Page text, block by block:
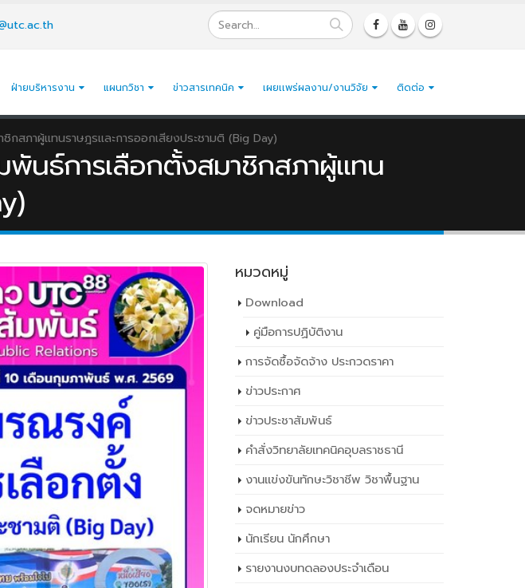
ฝ่ายบริหารงาน แผนกวิชา ข่าวสารเทคนิค เผยเเพร่ผลงาน/งานวิจัย ติดต่อ
สภาผู้แทนราษฎรและการออกเสียงประชามติ (Big Day)
นธ์การเลือกตั้งสมาชิกสภาผู้แทน
หมวดหมู่
Download
คู่มือการปฏิบัติงาน
การจัดซื้อจัดจ้าง ประกวดราคา
ข่าวประกาศ
ข่าวประชาสัมพันธ์
คำสั่งวิทยาลัยเทคนิคอุบลราชธานี
งานแข่งขันทักษะวิชาชีพ วิชาพื้นฐาน
จดหมายข่าว
นักเรียน นักศึกษา
รายงานงบทดลองประจำเดือน